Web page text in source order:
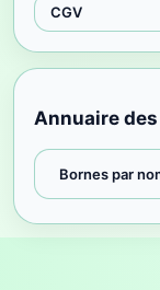
CGV
Annuaire
Bornes par